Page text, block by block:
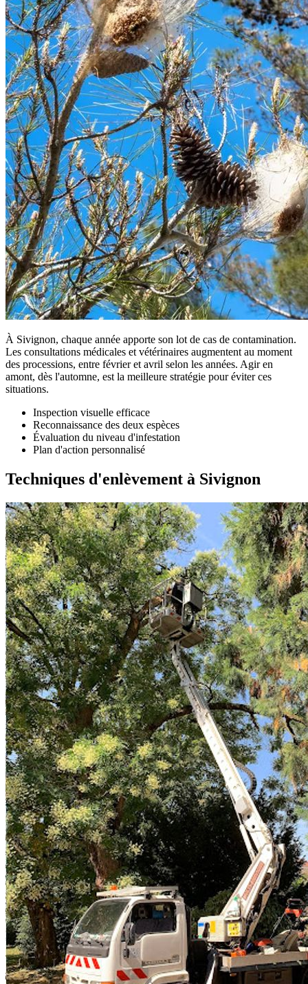
À Sivignon, chaque année apporte son lot de cas de contamination.
Les consultations médicales et vétérinaires augmentent au moment
des processions, entre février et avril selon les années. Agir en
amont, dès l'automne, est la meilleure stratégie pour éviter ces
situations.
Inspection visuelle efficace
Reconnaissance des deux espèces
Évaluation du niveau d'infestation
Plan d'action personnalisé
Techniques d'enlèvement à Sivignon